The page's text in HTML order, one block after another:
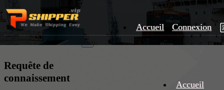
Accueil Connexion
Accueil
×
Requête de
connaissement